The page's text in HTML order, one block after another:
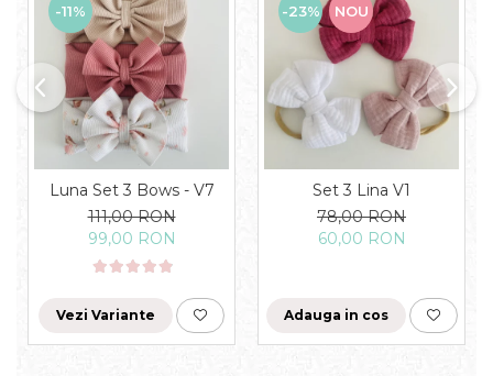
-11%
Luna Set 3 Bows - V7
111,00 RON
99,00 RON
Vezi Variante
-23% NOU
Set 3 Lina V1
78,00 RON
60,00 RON
Adauga in cos